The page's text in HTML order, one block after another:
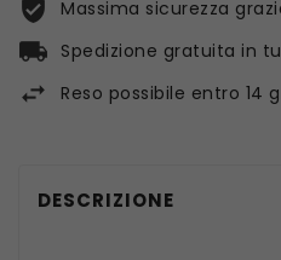
Massima sicurezza
Spedizione gratuita in
Reso possibile entro 14
DESCRIZIONE